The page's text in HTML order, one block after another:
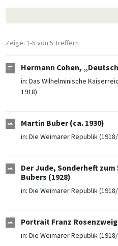
Zeige: 1-5 von 5 Treffern
Hermann Cohen,
in: Das Wilhelminische
1918)
Martin Buber (ca. 1930)
in: Die Weimarer Republik
Der Jude, Sonderheft
Bubers (1928)
in: Die Weimarer Republik
Portrait Franz
in: Die Weimarer Republik